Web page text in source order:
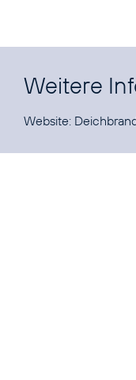
Weitere
Website: